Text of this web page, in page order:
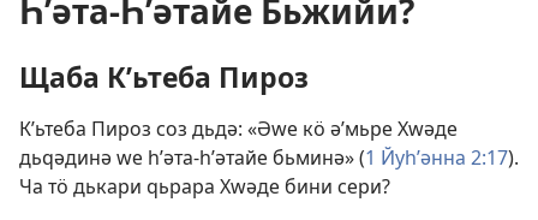
Һʹәта-Һʹәтайе Бьжийи?
Щаба Кʹьтеба Пироз
Кʹьтеба Пироз соз дьдә: «Әԝе кӧ әʹмьре Хԝәде
дьԛәдинә ԝе һʹәта-һʹәтайе бьминә» (1 Йуһʹәнна 2:17).
Ча тӧ дькари ԛьрара Хԝәде бини сери?